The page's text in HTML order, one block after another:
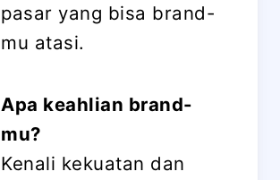
pasar yang bisa brand-
mu atasi.
Apa keahlian brand-
mu?
Kenali kekuatan dan